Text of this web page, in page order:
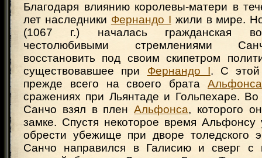
Благодаря влиянию королевы-матери в
лет наследники Фернандо I жили в мире.
(1067 г.) началась гражданская
честолюбивыми стремлениями
восстановить под своим скипетром
существовавшее при Фернандо I. С
прежде всего на своего брата Альфонса
сражениях при Льянтаде и Гольпехаре.
Санчо взял в пленАльфонса, которого
замке. Спустя некоторое время Альфонсу
обрести убежище при дворе толедского
Санчо направился в Галисию и сверг с